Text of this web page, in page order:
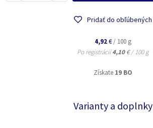
Pridať do obľúbených
4,92€ / 100 g
Po registrácií4,10€ / 100 g
Získate 19 BO
Varianty a doplnky